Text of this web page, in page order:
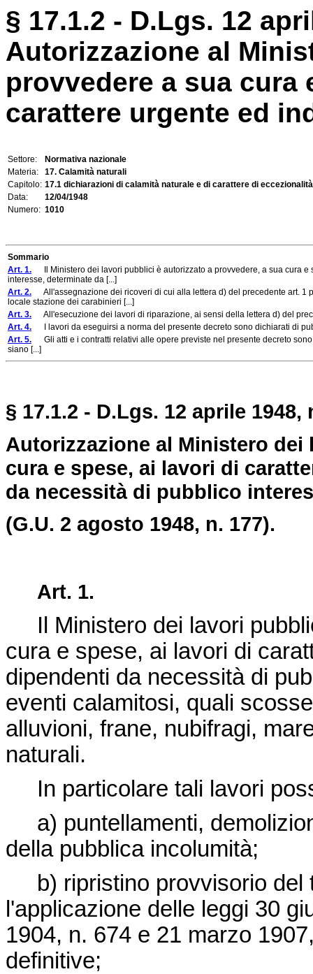
§ 17.1.2 - D.Lgs. 12
Autorizzazione al
provvedere a sua cura
carattere urgente ed
Settore:
Normativa nazionale
Materia:
17. Calamità naturali
Capitolo: 17.1 dichiarazioni di calamità naturale e di carattere di eccezionalità
Data:
12/04/1948
Numero: 1010
Sommario
Art. 1. Il Ministero dei lavori pubblici è autorizzato a provvedere, a sua cura
interesse, determinate da [...]
Art. 2. All'assegnazione dei ricoveri di cui alla lettera d) del precedente art. 1
locale stazione dei carabinieri [...]
Art. 3. All'esecuzione dei lavori di riparazione, ai sensi della lettera d) del
Art. 4. I lavori da eseguirsi a norma del presente decreto sono dichiarati di
Art. 5. Gli atti e i contratti relativi alle opere previste nel presente decreto
siano [...]
§ 17.1.2 - D.Lgs. 12 aprile 1948,
Autorizzazione al Ministero
cura e spese, ai lavori di
da necessità di pubblico
(G.U. 2 agosto 1948, n. 177).
Art. 1.
Il Ministero dei lavori
cura e spese, ai lavori di
dipendenti da necessità di
eventi calamitosi, quali
alluvioni, frane, nubifragi,
naturali.
In particolare tali lavori
a) puntellamenti,
della pubblica incolumità;
b) ripristino provvisorio del
l'applicazione delle leggi 30
1904, n. 674 e 21 marzo
definitive;